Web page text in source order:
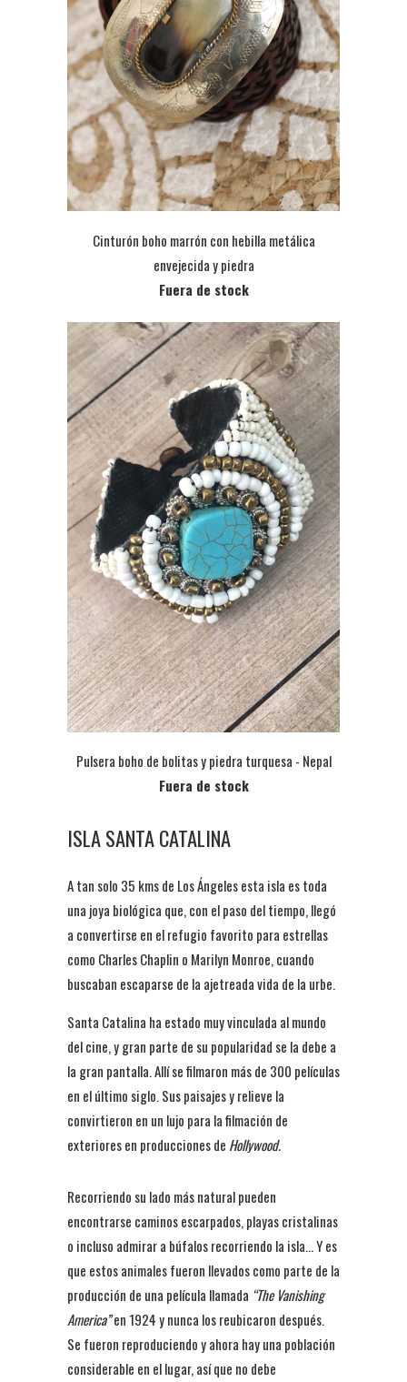
Cinturón boho marrón con hebilla metálica
envejecida y piedra
Fuera de stock
Pulsera boho de bolitas y piedra turquesa - Nepal
Fuera de stock
ISLA SANTA CATALINA
A tan solo 35 kms de Los Ángeles esta isla es toda
una joya biológica que, con el paso del tiempo, llegó
a convertirse en el refugio favorito para estrellas
como Charles Chaplin o Marilyn Monroe, cuando
buscaban escaparse de la ajetreada vida de la urbe.
Santa Catalina ha estado muy vinculada al mundo
del cine, y gran parte de su popularidad se la debe a
la gran pantalla. Allí se filmaron más de 300 películas
en el último siglo. Sus paisajes y relieve la
convirtieron en un lujo para la filmación de
exteriores en producciones de Hollywood.
Recorriendo su lado más natural pueden
encontrarse caminos escarpados, playas cristalinas
o incluso admirar a búfalos recorriendo la isla… Y es
que estos animales fueron llevados como parte de la
producción de una película llamada “The Vanishing
America”en 1924 y nunca los reubicaron después.
Se fueron reproduciendo y ahora hay una población
considerable en el lugar, así que no debe